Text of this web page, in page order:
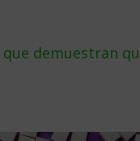
demuestran